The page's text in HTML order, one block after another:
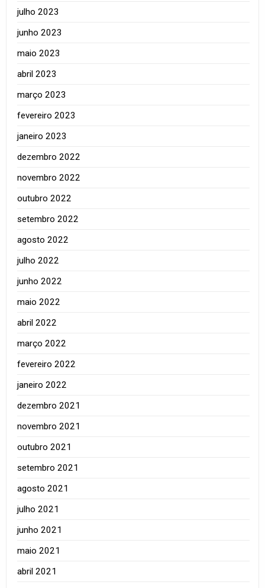
julho 2023
junho 2023
maio 2023
abril 2023
março 2023
fevereiro 2023
janeiro 2023
dezembro 2022
novembro 2022
outubro 2022
setembro 2022
agosto 2022
julho 2022
junho 2022
maio 2022
abril 2022
março 2022
fevereiro 2022
janeiro 2022
dezembro 2021
novembro 2021
outubro 2021
setembro 2021
agosto 2021
julho 2021
junho 2021
maio 2021
abril 2021